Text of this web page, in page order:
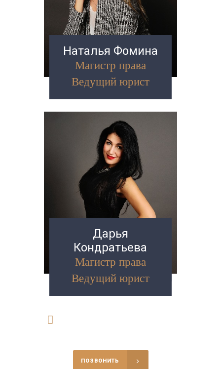
Наталья Фомина
Магистр права
Ведущий юрист
Дарья
Кондратьева
Магистр права
Ведущий юрист
ПОЗВОНИТЬ